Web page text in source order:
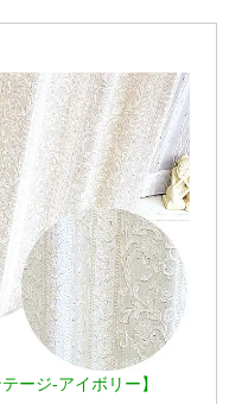
ージ-アイボリー】